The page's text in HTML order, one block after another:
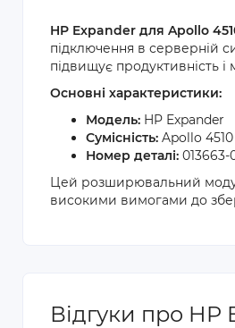
HP Expander для Apollo
підключення в серверній
підвищує продуктивність
Основні характеристики:
Модель: HP Expander
Сумісність: Apollo
Номер деталі: 013663-
Цей розширювальний
високими вимогами до
Відгуки про HP